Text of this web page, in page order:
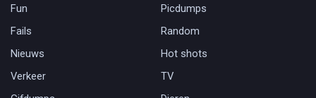
Fun
Picdumps
Fails
Random
Nieuws
Hot shots
Verkeer
TV